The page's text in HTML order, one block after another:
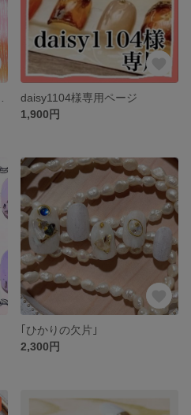
daisy1104様専用ページ
1,900円
｢ひかりの欠片｣
2,300円